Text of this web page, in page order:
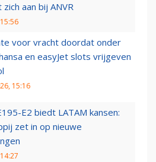
aan bij ANVR
voor vracht doordat onder
en easyJet slots vrijgeven
15:16
E2 biedt LATAM kansen:
zet in op nieuwe